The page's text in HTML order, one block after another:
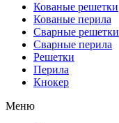
Кованые решетки
Кованые перила
Сварные решетки
Сварные перила
Решетки
Перила
Кнокер
Меню